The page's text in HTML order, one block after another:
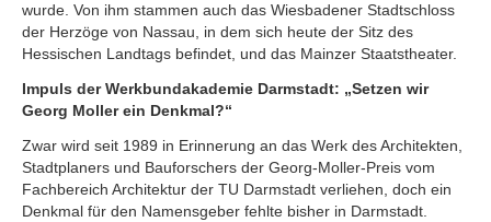
wurde. Von ihm stammen auch das Wiesbadener Stadtschloss
der Herzöge von Nassau, in dem sich heute der Sitz des
Hessischen Landtags befindet, und das Mainzer Staatstheater.
Impuls der Werkbundakademie Darmstadt: „Setzen wir
Georg Moller ein Denkmal?“
Zwar wird seit 1989 in Erinnerung an das Werk des Architekten,
Stadtplaners und Bauforschers der Georg-Moller-Preis vom
Fachbereich Architektur der TU Darmstadt verliehen, doch ein
Denkmal für den Namensgeber fehlte bisher in Darmstadt.